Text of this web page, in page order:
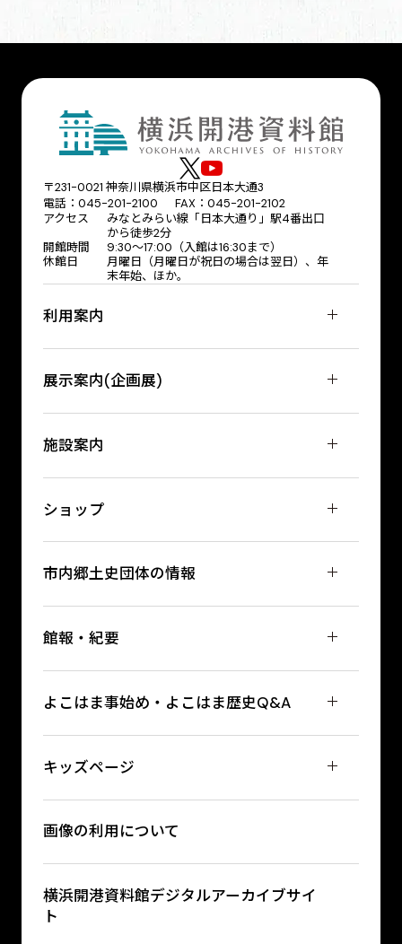
〒231-0021 神奈川県横浜市中区日本大通3
電話：045-201-2100 FAX：045-201-2102
アクセス
みなとみらい線「日本大通り」駅4番出口
から徒歩2分
開館時間
9:30〜17:00（入館は16:30まで）
休館日
月曜日（月曜日が祝日の場合は翌日）、年
末年始、ほか。
利用案内
展示案内(企画展)
施設案内
ショップ
市内郷土史団体の情報
館報・紀要
よこはま事始め・よこはま歴史Q&A
キッズページ
画像の利用について
横浜開港資料館デジタルアーカイブサイ
ト